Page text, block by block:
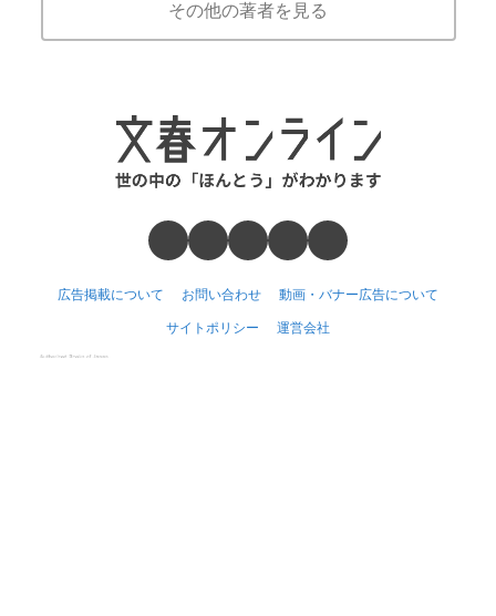
その他の著者を見る
広告掲載について お問い合わせ 動画・バナー広告について
サイトポリシー 運営会社